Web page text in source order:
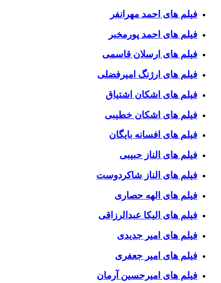
فیلم های احمد مهرانفر
فیلم های احمد پورمخبر
فیلم های ارسلان قاسمی
فیلم های ارژنگ امیرفضلی
فیلم های اشکان اشتیاق
فیلم های اشکان خطیبی
فیلم های افسانه بایگان
فیلم های الناز حبیبی
فیلم های الناز شاکردوست
فیلم های الهه حصاری
فیلم های الیکا عبدالرزاقی
فیلم های امیر جدیدی
فیلم های امیر جعفری
فیلم های امیرحسین آرمان